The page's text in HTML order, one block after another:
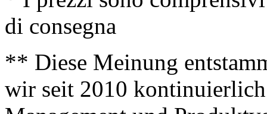
di consegna
** Diese Meinung
wir seit 2010